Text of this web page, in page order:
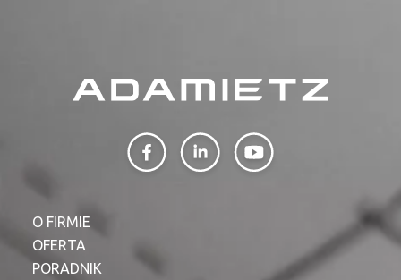
O FIRMIE
OFERTA
PORADNIK